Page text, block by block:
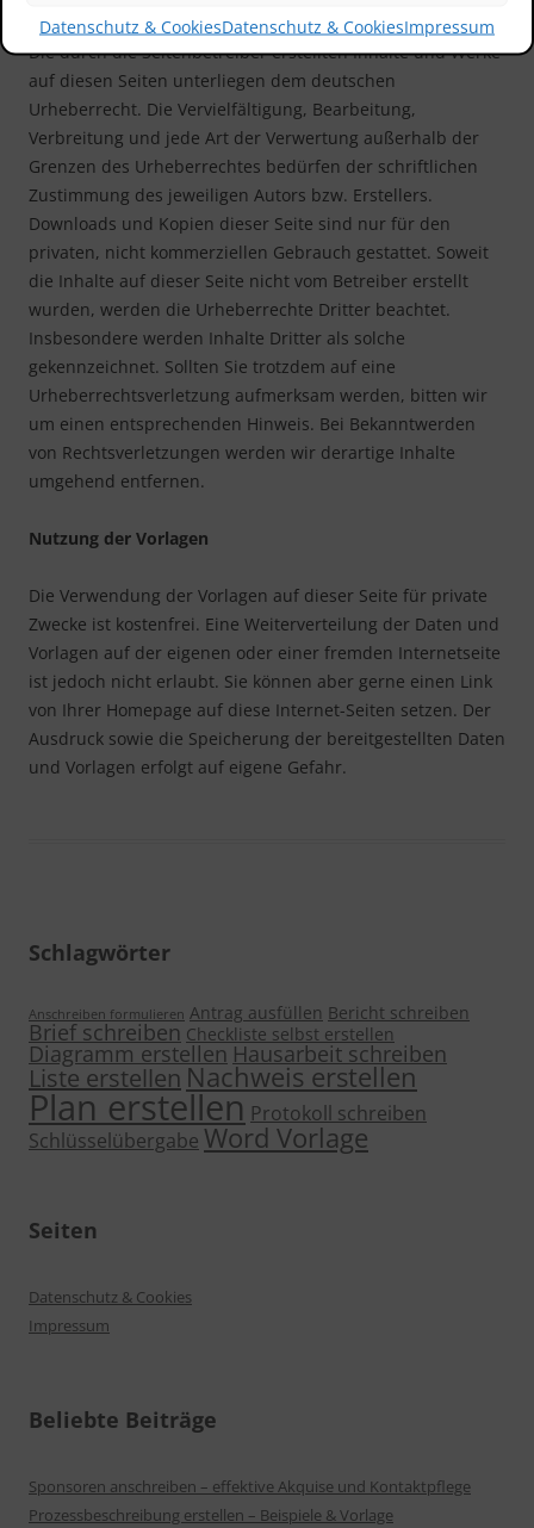
Datenschutz & CookiesDatenschutz & CookiesImpressum
Die durch die Seitenbetreiber erstellten Inhalte und Werke
auf diesen Seiten unterliegen dem deutschen
Urheberrecht. Die Vervielfältigung, Bearbeitung,
Verbreitung und jede Art der Verwertung außerhalb der
Grenzen des Urheberrechtes bedürfen der schriftlichen
Zustimmung des jeweiligen Autors bzw. Erstellers.
Downloads und Kopien dieser Seite sind nur für den
privaten, nicht kommerziellen Gebrauch gestattet. Soweit
die Inhalte auf dieser Seite nicht vom Betreiber erstellt
wurden, werden die Urheberrechte Dritter beachtet.
Insbesondere werden Inhalte Dritter als solche
gekennzeichnet. Sollten Sie trotzdem auf eine
Urheberrechtsverletzung aufmerksam werden, bitten wir
um einen entsprechenden Hinweis. Bei Bekanntwerden
von Rechtsverletzungen werden wir derartige Inhalte
umgehend entfernen.
Nutzung der Vorlagen
Die Verwendung der Vorlagen auf dieser Seite für private
Zwecke ist kostenfrei. Eine Weiterverteilung der Daten und
Vorlagen auf der eigenen oder einer fremden Internetseite
ist jedoch nicht erlaubt. Sie können aber gerne einen Link
von Ihrer Homepage auf diese Internet-Seiten setzen. Der
Ausdruck sowie die Speicherung der bereitgestellten Daten
und Vorlagen erfolgt auf eigene Gefahr.
Schlagwörter
Anschreiben formulieren Antrag ausfüllen Bericht schreiben
Brief schreiben Checkliste selbst erstellen
Diagramm erstellenHausarbeit schreiben
Liste erstellen Nachweis erstellen
Plan erstellen Protokoll schreiben
Schlüsselübergabe Word Vorlage
Seiten
Datenschutz & Cookies
Impressum
Beliebte Beiträge
Sponsoren anschreiben – effektive Akquise und Kontaktpflege
Prozessbeschreibung erstellen – Beispiele & Vorlage